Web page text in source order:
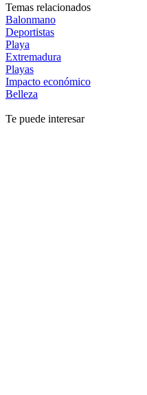
Temas relacionados
Balonmano
Deportistas
Playa
Extremadura
Playas
Impacto económico
Belleza
Te puede interesar